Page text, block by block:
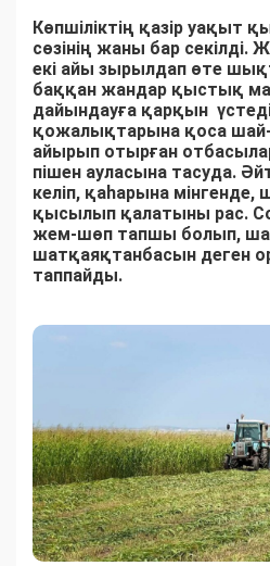
Көпшіліктің қазір уақыт
сөзінің жаны бар
екі айы зырылдап өте
баққан жандар қыстық
дайындауға қарқын
қожалықтарына қоса
айырып отырған
пішен ауласына тасуда.
келіп, қаһарына
қысылып қалатыны рас.
жем-шөп тапшы болып,
шатқаяқтанбасын деген
таппайды.